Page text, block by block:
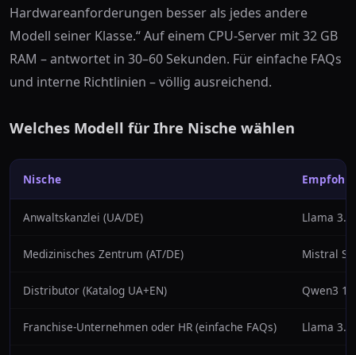
Hardwareanforderungen besser als jedes andere
Modell seiner Klasse.“ Auf einem CPU-Server mit 32 GB
RAM – antwortet in 30–60 Sekunden. Für einfache FAQs
und interne Richtlinien – völlig ausreichend.
Welches Modell für Ihre Nische wählen
Nische
Anwaltskanzlei (UA/DE) Llama 3.3
Medizinisches Zentrum (AT/DE) Mistral
Distributor (Katalog UA+EN) Qwen3
Franchise-Unternehmen oder HR (einfache FAQs) Llama 3.2